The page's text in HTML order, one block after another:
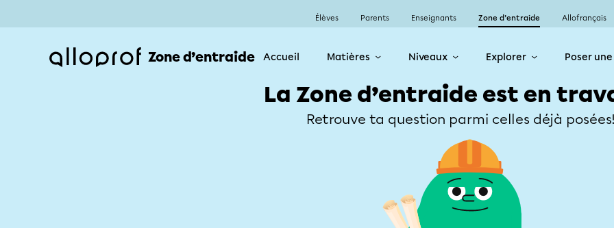
Élèves Parents Enseignants Zone d’entraide Allofrançais
Zone d’entraide Accueil Matières Niveaux Explorer Poser
La Zone d’entraide est en
Retrouve ta question parmi celles déjà posées!